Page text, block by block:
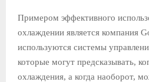
Примером эффективного
охлаждении является компания
используются системы
которые могут предсказывать,
охлаждения, а когда наоборот,